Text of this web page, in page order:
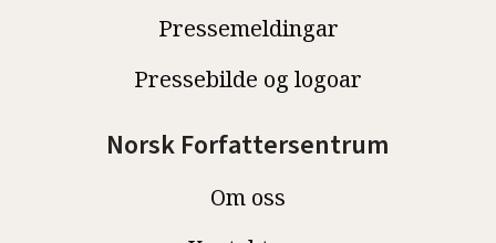
Pressemeldingar
Pressebilde og logoar
Norsk Forfattersentrum
Om oss